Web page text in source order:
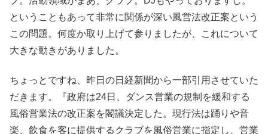
ということもあって非常に関係が深い風営法改正案という
この問題。何度か取り上げて参りましたが、これについて
大きな動きがありました。
ちょっとですね、昨日の日経新聞から一部引用させていた
だきます。『政府は24日、ダンス営業の規制を緩和する
風俗営業法の改正案を閣議決定した。現行法は踊りや音
楽、飲食を客に提供するクラブを風俗営業に指定し、営業